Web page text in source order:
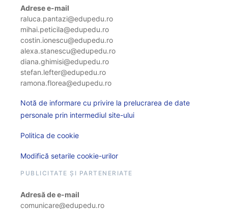
Adrese e-mail
raluca.pantazi@edupedu.ro
mihai.peticila@edupedu.ro
costin.ionescu@edupedu.ro
alexa.stanescu@edupedu.ro
diana.ghimisi@edupedu.ro
stefan.lefter@edupedu.ro
ramona.florea@edupedu.ro
Notă de informare cu privire la prelucrarea de date
personale prin intermediul site-ului
Politica de cookie
Modifică setarile cookie-urilor
PUBLICITATE ȘI PARTENERIATE
Adresă de e-mail
comunicare@edupedu.ro